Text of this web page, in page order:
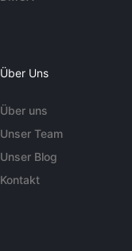
Über Uns
Über uns
Unser Team
Unser Blog
Kontakt